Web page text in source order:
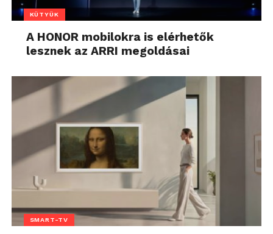
KÜTYÜK
A HONOR mobilokra is elérhetők
lesznek az ARRI megoldásai
SMART-TV